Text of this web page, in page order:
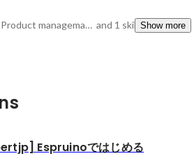
project manager, Product managemant, NLP and 1 skillsShow more
Espruinoではじめる